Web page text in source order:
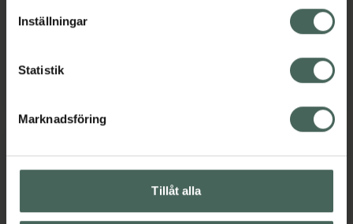
lagligheten av behandling som skett innan återkallelsen.
Inställningar
Statistik
Marknadsföring
Tillåt alla
Neutrogena Clear & Soothe